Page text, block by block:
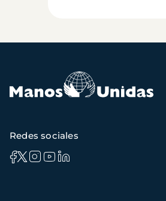
Redes sociales